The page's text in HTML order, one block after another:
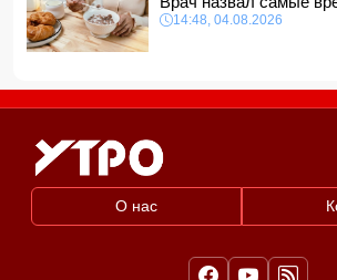
14:48, 04.08.2026
О нас